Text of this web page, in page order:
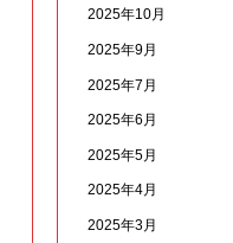
2025年10月
2025年9月
2025年7月
2025年6月
2025年5月
2025年4月
2025年3月